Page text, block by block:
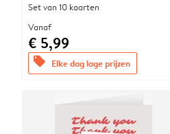
Set van 10 kaarten
Vanaf
€ 5,99
offers Elke dag lage prijzen